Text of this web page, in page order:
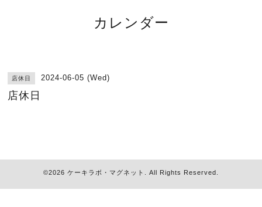
カレンダー
店休日 2024-06-05 (Wed)
店休日
©2026 ケーキラボ・マグネット . All Rights Reserved.